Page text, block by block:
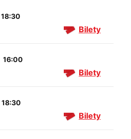
18:30
Bilety
16:00
Bilety
18:30
Bilety